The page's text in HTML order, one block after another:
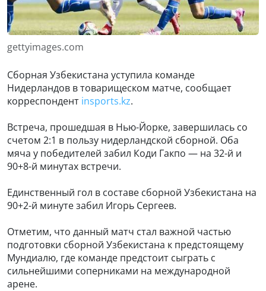
gettyimages.com
Сборная Узбекистана уступила команде
Нидерландов в товарищеском матче, сообщает
корреспондент insports.kz.
Встреча, прошедшая в Нью-Йорке, завершилась со
счетом 2:1 в пользу нидерландской сборной. Оба
мяча у победителей забил Коди Гакпо — на 32-й и
90+8-й минутах встречи.
Единственный гол в составе сборной Узбекистана на
90+2-й минуте забил Игорь Сергеев.
Отметим, что данный матч стал важной частью
подготовки сборной Узбекистана к предстоящему
Мундиалю, где команде предстоит сыграть с
сильнейшими соперниками на международной
арене.